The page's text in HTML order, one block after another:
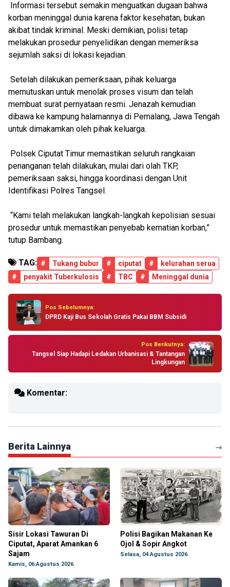
Informasi tersebut semakin menguatkan dugaan bahwa
korban meninggal dunia karena faktor kesehatan, bukan
akibat tindak kriminal. Meski demikian, polisi tetap
melakukan prosedur penyelidikan dengan memeriksa
sejumlah saksi di lokasi kejadian.
Setelah dilakukan pemeriksaan, pihak keluarga
memutuskan untuk menolak proses visum dan telah
membuat surat pernyataan resmi. Jenazah kemudian
dibawa ke kampung halamannya di Pemalang, Jawa Tengah
untuk dimakamkan oleh pihak keluarga.
Polsek Ciputat Timur memastikan seluruh rangkaian
penanganan telah dilakukan, mulai dari olah TKP,
pemeriksaan saksi, hingga koordinasi dengan Unit
Identifikasi Polres Tangsel.
“Kami telah melakukan langkah-langkah kepolisian sesuai
prosedur untuk memastikan penyebab kematian korban,”
tutup Bambang.
TAG: # Tukang bubur # ciputat #
kelurahan serua
#
penyakit Tuberkulosis # TBC # Meninggal dunia
Pos Sebelumnya:
DPRD Kaji Bus Sekolah Gratis Pakai BBM Subsidi
Pos Berikutnya:
Tangsel Siap Hadapi Ledakan Urbanisasi & Tantangan
Lingkungan
Komentar:
Berita Lainnya
Sisir Lokasi Tawuran Di
Ciputat, Aparat Amankan 6
Sajam
Kamis, 06 Agustus 2026
Polisi Bagikan Makanan Ke
Ojol & Sopir Angkot
Selasa, 04 Agustus 2026